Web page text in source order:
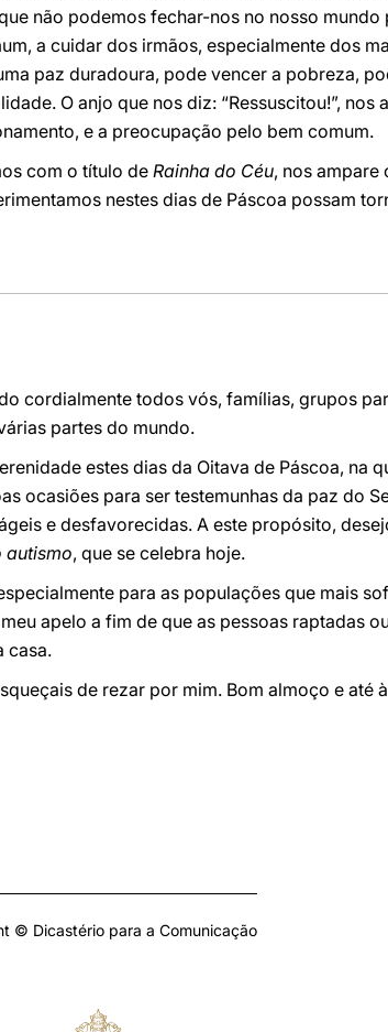
não podemos fechar-nos no nosso
a cuidar dos irmãos, especialmente dos
paz duradoura, pode vencer a pobreza,
O anjo que nos diz: “Ressuscitou!”, nos
e a preocupação pelo bem comum.
com o título de Rainha do Céu, nos ampare
nestes dias de Páscoa possam
cordialmente todos vós, famílias, grupos
partes do mundo.
estes dias da Oitava de Páscoa, na
ocasiões para ser testemunhas da paz do
e desfavorecidas. A este propósito,
autismo, que se celebra hoje.
para as populações que mais
apelo a fim de que as pessoas raptadas
casa.
de rezar por mim. Bom almoço e até
© Dicastério para a Comunicação